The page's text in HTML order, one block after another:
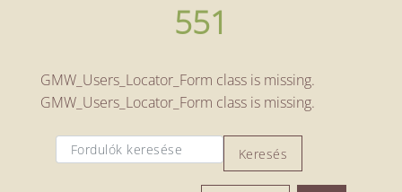
551
GMW_Users_Locator_Form class is missing.
GMW_Users_Locator_Form class is missing.
Fordulók keresése
Fordulók keresése Keresés